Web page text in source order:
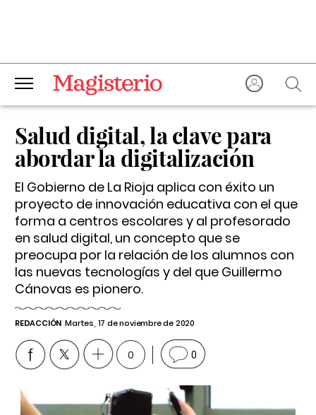
Salud digital, la clave para
abordar la digitalización
El Gobierno de La Rioja aplica con éxito un
proyecto de innovación educativa con el que
forma a centros escolares y al profesorado
en salud digital, un concepto que se
preocupa por la relación de los alumnos con
las nuevas tecnologías y del que Guillermo
Cánovas es pionero.
REDACCIÓN Martes, 17 de noviembre de 2020
0 0